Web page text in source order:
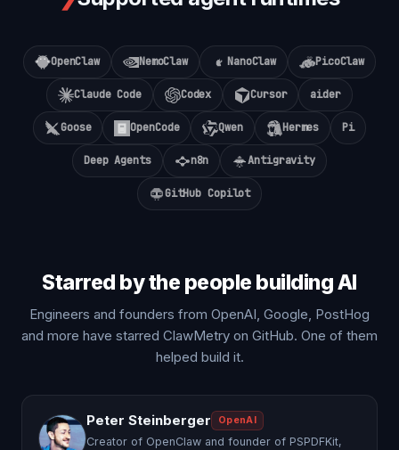
OpenClaw NemoClaw NanoClaw PicoClaw
Claude Code Codex Cursor aider
Goose OpenCode Qwen Hermes Pi
Deep Agents n8n Antigravity
GitHub Copilot
Starred by the people building AI
Engineers and founders from OpenAI, Google, PostHog
and more have starred ClawMetry on GitHub. One of them
helped build it.
Peter Steinberger OpenAI
Creator of OpenClaw and founder of PSPDFKit,